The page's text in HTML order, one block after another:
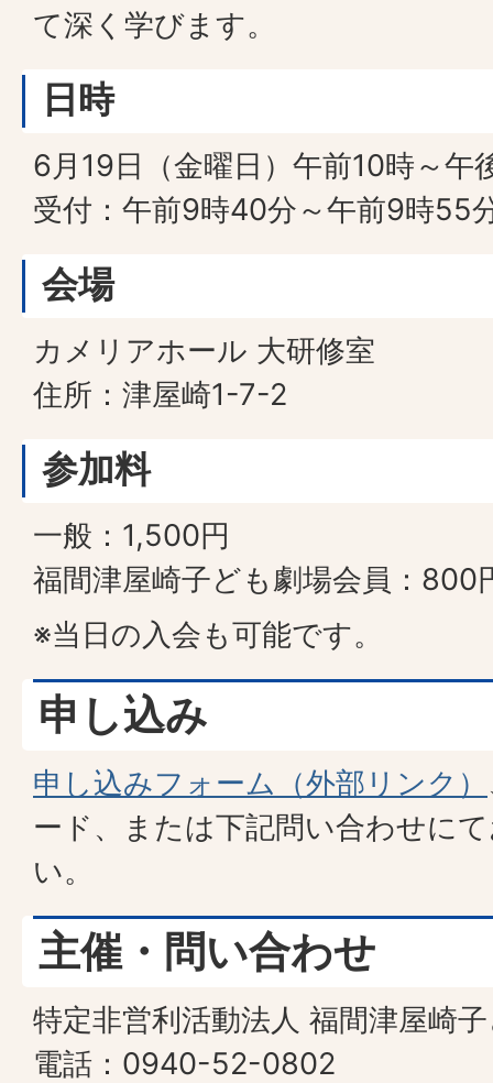
て深く学びます。
日時
6月19日（金曜日）午前10時～午
受付：午前9時40分～午前9時55
会場
カメリアホール 大研修室
住所：津屋崎1-7-2
参加料
一般：1,500円
福間津屋崎子ども劇場会員：800
※当日の入会も可能です。
申し込み
申し込みフォーム（外部リンク）
ード、または下記問い合わせに
い。
主催・問い合わせ
特定非営利活動法人 福間津屋崎
電話：0940-52-0802